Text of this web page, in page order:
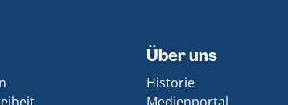
Über uns
Historie